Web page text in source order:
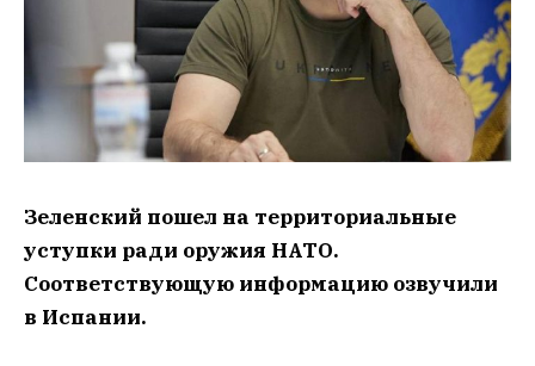
Зеленский пошел на территориальные
уступки ради оружия НАТО.
Соответствующую информацию озвучили
в Испании.